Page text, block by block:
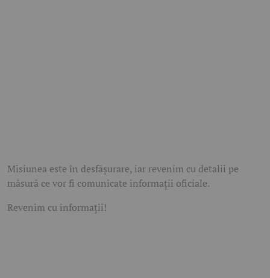
Misiunea este în desfășurare, iar revenim cu detalii pe
măsură ce vor fi comunicate informații oficiale.
Revenim cu informații!